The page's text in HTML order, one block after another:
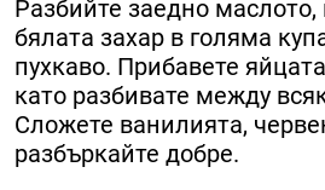
Разбийте заедно маслото,
бялата захар в голяма
пухкаво. Прибавете
като разбивате между
Сложете ванилията,
разбъркайте добре.